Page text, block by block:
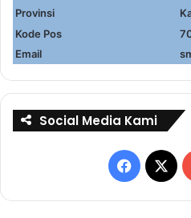
Provinsi
Kode Pos
Email
Social Media Kami
X